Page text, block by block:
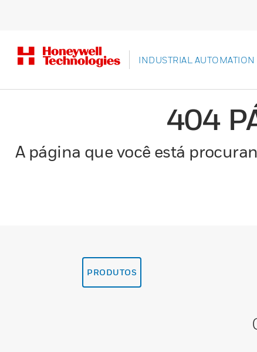
INDUSTRIAL AUTOMATION
404
A página que você está
PRODUTOS